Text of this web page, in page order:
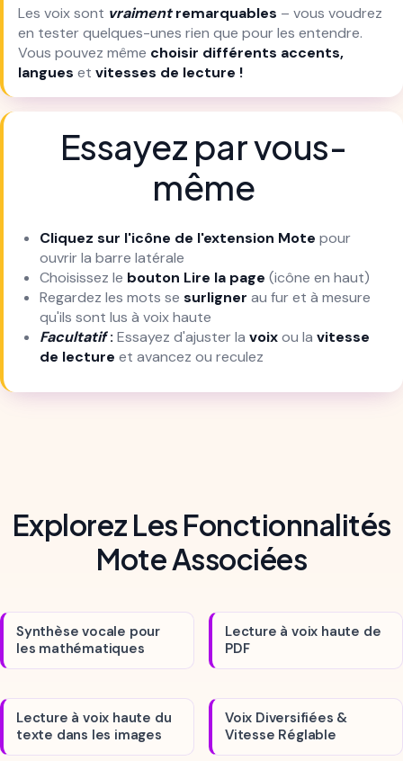
Les voix sont vraimentremarquables – vous voudrez
en tester quelques-unes rien que pour les entendre.
Vous pouvez même choisir différents accents,
langues et vitesses de lecture !
Essayez par vous-
même
Cliquez sur l'icône de l'extension Mote pour
ouvrir la barre latérale
Choisissez le bouton Lire la page (icône en haut)
Regardez les mots se surligner au fur et à mesure
qu'ils sont lus à voix haute
Facultatif: Essayez d'ajuster la voixou la vitesse
de lecture et avancez ou reculez
Explorez Les Fonctionnalités
Mote Associées
Synthèse vocale pour
les mathématiques
Lecture à voix haute de
PDF
Lecture à voix haute du
texte dans les images
Voix Diversifiées &
Vitesse Réglable